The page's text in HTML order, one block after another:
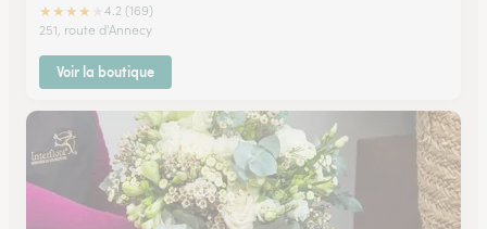
★★★★
4.2 (169)
251, route d'Annecy
Voir la boutique